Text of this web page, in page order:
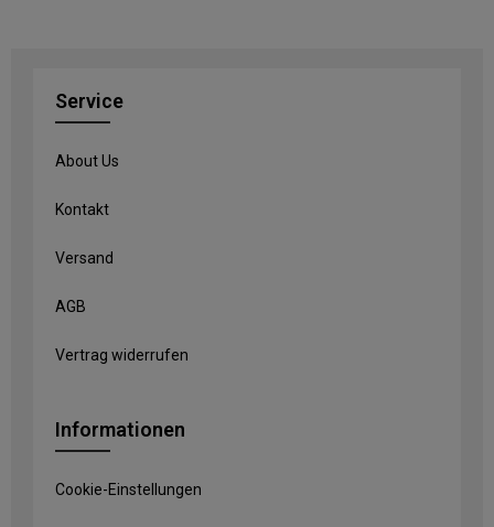
Service
About Us
Kontakt
Versand
AGB
Vertrag widerrufen
Informationen
Cookie-Einstellungen